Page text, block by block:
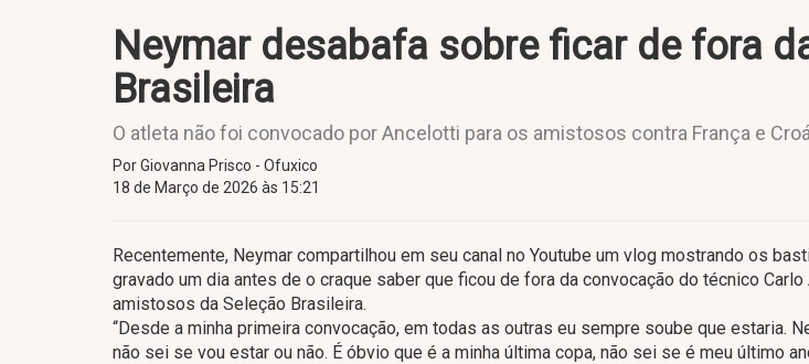
Neymar desabafa sobre ficar de fora
Brasileira
O atleta não foi convocado por Ancelotti para os amistosos contra França e
Por Giovanna Prisco - Ofuxico
18 de Março de 2026 às 15:21
Recentemente, Neymar compartilhou em seu canal no Youtube um vlog mostrando os
gravado um dia antes de o craque saber que ficou de fora da convocação do técnico
amistosos da Seleção Brasileira.
“Desde a minha primeira convocação, em todas as outras eu sempre soube que estaria.
não sei se vou estar ou não. É óbvio que é a minha última copa, não sei se é meu último